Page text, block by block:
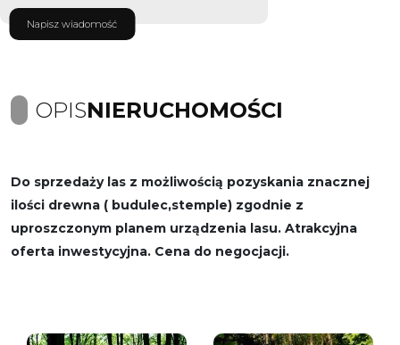
Napisz wiadomość
OPISNIERUCHOMOŚCI
Do sprzedaży las z możliwością pozyskania znacznej
ilości drewna ( budulec,stemple) zgodnie z
uproszczonym planem urządzenia lasu. Atrakcyjna
oferta inwestycyjna. Cena do negocjacji.